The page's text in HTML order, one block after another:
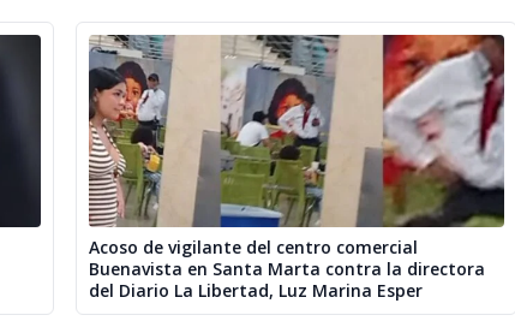
Acoso de vigilante del centro comercial
Buenavista en Santa Marta contra la directora
del Diario La Libertad, Luz Marina Esper